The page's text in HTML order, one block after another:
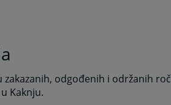
odgođenih i održanih
Kaknju.